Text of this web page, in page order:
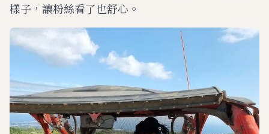
樣子，讓粉絲看了也舒心。